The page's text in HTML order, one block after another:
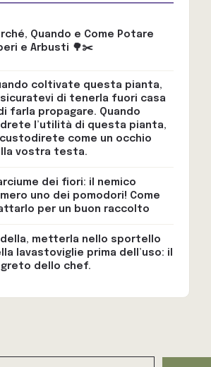
Quando e Come Potare
e Arbusti 🌳✂️
coltivate questa pianta,
di tenerla fuori casa
farla propagare. Quando
l’utilità di questa pianta,
custodirete come un occhio
vostra testa.
dei fiori: il nemico
uno dei pomodori! Come
per un buon raccolto
metterla nello sportello
lavastoviglie prima dell’uso: il
dello chef.